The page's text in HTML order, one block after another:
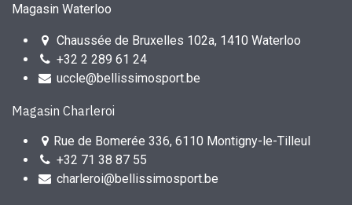
Magasin Waterloo
Chaussée de Bruxelles 102a, 1410 Waterloo
+32 2 289 61 24
uccle@bellissimosport.be
Magasin Charleroi
Rue de Bomerée 336, 6110 Montigny-le-Tilleul
+32 71 38 87 55
charleroi@bellissimosport.be